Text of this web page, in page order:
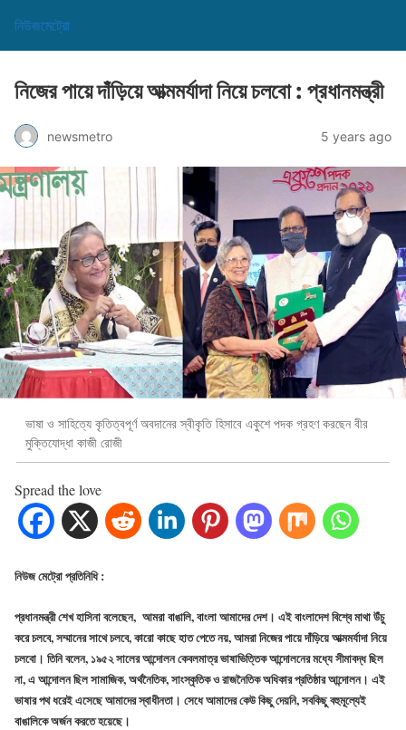
নিউজমেট্রো
নিজের পায়ে দাঁড়িয়ে আত্মমর্যাদা নিয়ে চলবো : প্রধানমন্ত্রী
newsmetro 5 years ago
ভাষা ও সাহিত্যে কৃতিত্বপূর্ণ অবদানের স্বীকৃতি হিসাবে একুশে পদক গ্রহণ করছেন বীর
মুক্তিযোদ্ধা কাজী রোজী
Spread the love
নিউজ মেট্রো প্রতিনিধি :
প্রধানমন্ত্রী শেখ হাসিনা বলেছেন, আমরা বাঙালি, বাংলা আমাদের দেশ। এই বাংলাদেশ বিশ্বে মাথা উঁচু
করে চলবে, সম্মানের সাথে চলবে, কারো কাছে হাত পেতে নয়, আমরা নিজের পায়ে দাঁড়িয়ে আত্মমর্যাদা নিয়ে
চলবো। তিনি বলেন, ১৯৫২ সালের আন্দোলন কেবলমাত্র ভাষাভিত্তিক আন্দোলনের মধ্যে সীমাবদ্ধ ছিল
না, এ আন্দোলন ছিল সামাজিক, অর্থনৈতিক, সাংস্কৃতিক ও রাজনৈতিক অধিকার প্রতিষ্ঠার আন্দোলন। এই
ভাষার পথ ধরেই এসেছে আমাদের স্বাধীনতা। সেধে আমাদের কেউ কিছু দেয়নি, সবকিছু বহুমূল্যেই
বাঙালিকে অর্জন করতে হয়েছে।